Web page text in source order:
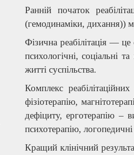
Ранній початок
(гемодинаміки, дихання))
Фізична реабілітація —
психологічні, соціальні
житті суспільства.
Комплекс
фізіотерапію,
дефіциту, ерготерапію –
психотерапію,
Кращий клінічний